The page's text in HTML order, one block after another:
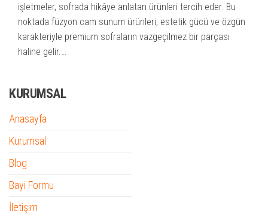
işletmeler, sofrada hikâye anlatan ürünleri tercih eder. Bu
noktada füzyon cam sunum ürünleri, estetik gücü ve özgün
karakteriyle premium sofraların vazgeçilmez bir parçası
haline gelir.…
KURUMSAL
Anasayfa
Kurumsal
Blog
Bayi Formu
İletişim